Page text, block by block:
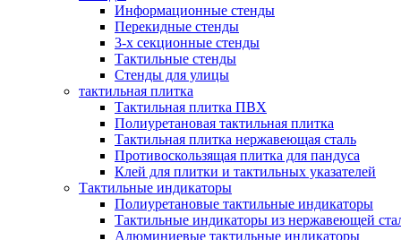
Информационные стенды
Перекидные стенды
3-х секционные стенды
Тактильные стенды
Стенды для улицы
тактильная плитка
Тактильная плитка ПВХ
Полиуретановая тактильная плитка
Тактильная плитка нержавеющая сталь
Противоскользящая плитка для пандуса
Клей для плитки и тактильных указателей
Тактильные индикаторы
Полиуретановые тактильные индикаторы
Тактильные индикаторы из нержавеющей
Алюминиевые тактильные индикаторы